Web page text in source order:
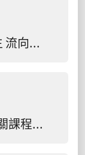
國立嘉義大學畢業滿3年學生 流向追蹤調查問卷，如何進入填答？
本系進修部學生修習體育相關課程抵免本系專業選修學分。